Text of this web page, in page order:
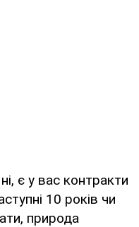
є у вас контракти
10 років чи
природа